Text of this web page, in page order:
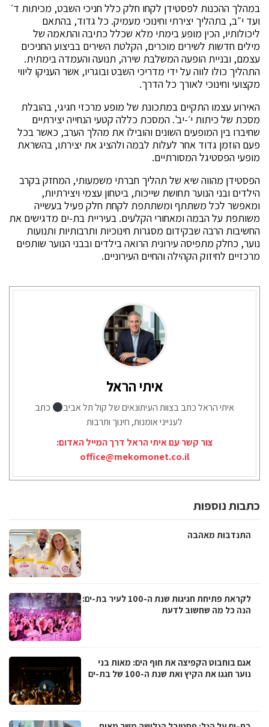
במהלך ההכנות לפסטידן לקחו חלק כלל חניכי השבט, מכיתות ד׳
ועד י״ב, בתהליך יצירתי וחינוכי מעמיק. כל גדוד, בהתאם
ליכולותיו, הכין מופע בימתי מלא שכלל כתיבה והתאמה של
מילים חדשות לשירים מוכרים, הקלטת השירים בביצוע החניכים
עצמם, ובניית הופעה המשלבת שירה, תנועה והעמדה בימתית.
התהליך כולו לווה על ידי מדריכי השבט ובוגריו, אשר העניקו ליווי
מקצועי וחינוכי לאורך כל הדרך.
האירוע עצמו התקיים במתכונת של מופע מרכזי חגיגי, בהובלת
מסכת של כיתות י׳-יב'. המסכת כללה קטעי הנחייה יצירתיים
שחיברו בין המופעים השונים והובילו את מהלך הערב, כאשר בכל
פעם הוזמן גדוד אחר לעלות לבמה ולהציג את יצירתו, בהשראת
מופעי הפסטיגל המסורתיים.
הפסטידן מהווה שיא של תהליך חברתי משמעותי, המחזק בקרב
הילדים ובני הנוער תחושת שייכות, ביטחון עצמי ויצירתיות,
ומאפשר לכל משתתף ומשתתפת לקחת חלק פעיל בעשייה
משותפת על הבמה ומאחורי הקלעים. בעיריית בת-ים מדגישים את
החשיבות הרבה שבקידום מסגרות חינוכיות ותרבותיות ותנועות
נוער, כחלק מתפיסה עירונית הרואה בילדים ובבני הנוער שותפים
מרכזיים לחיזוק הקהילה והחיים העירוניים.
איתי הראל
איתי הראל כתב בצוות העיתונאים של קול תל אביב
כתב
לענייני אומנות, חינוך ותרבות
צור קשר עם איתי הראל דרך המייל האדום:
office@mekomonet.co.il
כתבות נוספות
התנדבות מאהבה
לקראת פתיחת חגיגות שנת ה-100 לעיר בת-ים:
הנה כל מה שחשוב לדעת
אגם בוחבוט הקפיצה את חוף הים: מאות בני
נוער חגגו את הקיץ ואת שנת ה-100 של בת-ים